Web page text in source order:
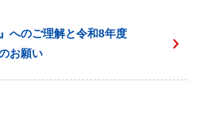
へのご理解と令和8年度
お願い